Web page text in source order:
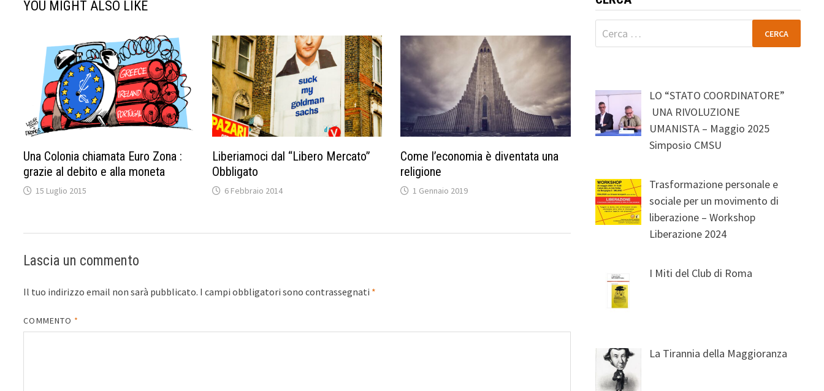
YOU MIGHT ALSO LIKE
Una Colonia chiamata Euro Zona :
grazie al debito e alla moneta
15 Luglio 2015
Liberiamoci dal “Libero Mercato”
Obbligato
6 Febbraio 2014
Come l’economia è diventata una
religione
1 Gennaio 2019
Lascia un commento
Il tuo indirizzo email non sarà pubblicato. I campi obbligatori sono contrassegnati *
COMMENTO *
Ricerca
per:
LO “STATO COORDINATORE”
UNA RIVOLUZIONE
UMANISTA – Maggio 2025
Simposio CMSU
Trasformazione personale e
sociale per un movimento di
liberazione – Workshop
Liberazione 2024
I Miti del Club di Roma
La Tirannia della Maggioranza